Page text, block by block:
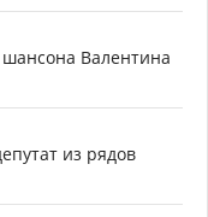
шансона Валентина
из рядов